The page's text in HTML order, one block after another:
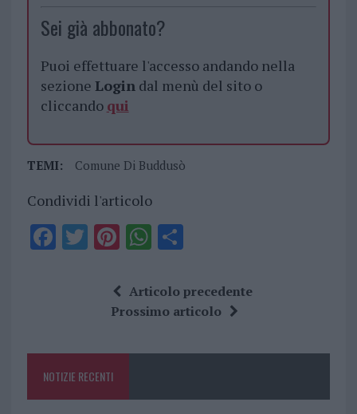
Sei già abbonato?
Puoi effettuare l'accesso andando nella
sezione Logindal menù del sito o
cliccando qui
TEMI: Comune Di Buddusò
Condividi l'articolo
F
o
k
T Pi
te
re
W
at
s
p
S
a
re
Articolo precedente
Prossimo articolo
NOTIZIE RECENTI